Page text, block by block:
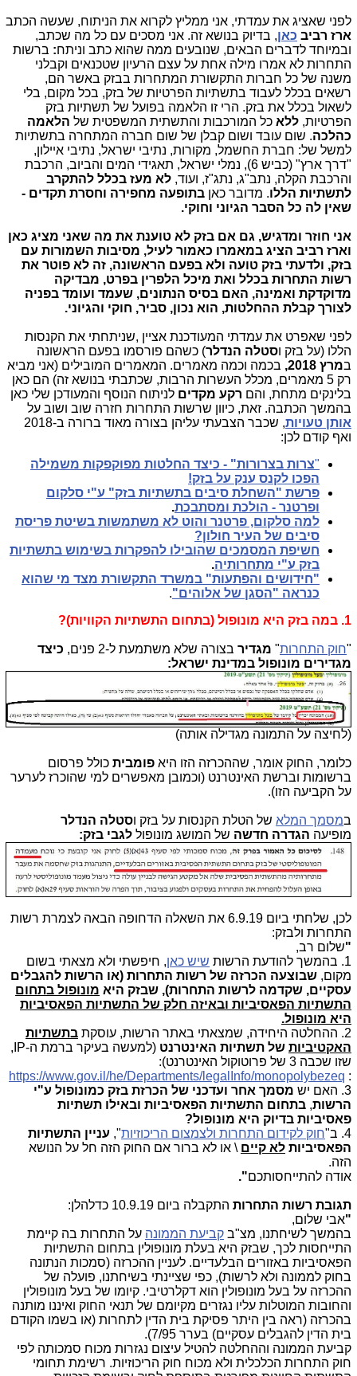
לפני שאציג את עמדתי, אני ממליץ לקרוא את הניתוח, שעשה הכתב
ארז רביב כאן, בדיוק בנושא זה. אני מסכים עם כל מה שכתב,
ובמיוחד לדברים הבאים, שנובעים ממה שהוא כתב וניתח: ברשות
התחרות לא אמרו מילה אחת על עצם הרעיון שטכנאים וקבלני
משנה של כל חברות התקשורת המתחרות בבזק באשר הם,
רשאים בכלל לעבוד בתשתיות הפרטיות של בזק, בכל מקום, בלי
לשאול בכלל את בזק. הרי זו הלאמה בפועל של תשתיות בזק
הפרטיות, ללא כל המורכבות והתשתית המשפטית של הלאמה
כהלכה. שום עובד ושום קבלן של שום חברה המתחרה בתשתיות
למשל של: חברת החשמל, מקורות, נתיבי ישראל, נתיבי איילון,
"דרך ארץ" (כביש 6), נמלי ישראל, תאגידי המים והביוב, הרכבת
והרכבת הקלה, נתב"ג, נתג"ז, ועוד, לא מעז בכלל להתקרב
לתשתיות הללו. מדובר כאן בתופעה מחפירה וחסרת תקדים -
שאין לה כל הסבר הגיוני וחוקי.
אני חוזר ומדגיש, גם אם בזק לא טוענת את מה שאני מציג כאן
וארז רביב הציג במאמרו כאמור לעיל, מסיבות השמורות עם
בזק, ולדעתי בזק טועה ולא בפעם הראשונה, זה לא פוטר את
רשות התחרות בכלל ואת מיכל הלפרין בפרט, מבדיקה
מדוקדקת ואמינה, האם בסיס הנתונים, שעמד ועומד בפניה
לצורך קבלת ההחלטות, הוא נכון, סביר, חוקי והגיוני.
לפני שאפרט את עמדתי המעודכנת אציין ,שניתחתי את הקנסות
הללו (על בזק וסטלה הנדלר) כשהם פורסמו בפעם הראשונה
במרץ 2018,
בכמה וכמה מאמרים. המאמרים המובילים (אני מביא
רק 5 מאמרים, מכלל העשרות הרבות, שכתבתי בנושא זה) הם כאן
בלינקים מתחת, והם רקע מקדים לניתוח הנוסף והמעודכן שלי כאן
בהמשך הכתבה. זאת, כיוון שרשות התחרות חזרה שוב ושוב על
אותן טעויות
, שכבר הצבעתי עליהן בצורה מאוד ברורה ב-2018
ואף קודם לכן:
"צרות בצרורות" - כיצד החלטות מפוקפקות משמילה
הפכו לקנס ענק על בזק!
פרשת "השחלת סיבים בתשתיות בזק" ע"י סלקום
ופרטנר - הולכת ומסתבכת.
למה סלקום, פרטנר והוט לא משתמשות בשיטת פריסת
סיבים של העיר חולון?
חשיפת המסמכים שהובילו להפקרות בשימוש בתשתיות
בזק ע"י מתחרותיה.
"חידושים והפתעות" במשרד התקשורת מצד מי שהוא
כנראה "הסגן של אלוהים".
1. במה בזק היא מונופול (בתחום התשתיות הקוויות)?
"חוק התחרות" מגדיר בצורה שלא משתמעת ל-2 פנים,
כיצד
מגדירים מונופול במדינת ישראל:
(לחיצה על התמונה מגדילה אותה)
כלומר, החוק אומר, שההכרזה הזו היא פומבית כולל פרסום
ברשומות וברשת האינטרנט (וכמובן מאפשרים למי שהוכרז לערער
על הקביעה הזו).
במסמך המלא של הטלת הקנסות על בזק וסטלה הנדלר
מופיעה הגדרה חדשה של המושג מונופול לגבי בזק:
לכן, שלחתי ביום 6.9.19 את השאלה הדחופה הבאה לצמרת רשות
התחרות ולבזק:
"שלום רב,
1. בהמשך להודעת הרשות
שיש כאן, חיפשתי ולא מצאתי בשום
מקום, שבוצעה הכרזה של רשות התחרות (או הרשות להגבלים
עסקיים, שקדמה לרשות התחרות), שבזק היא מונופול בתחום
התשתיות הפאסיביות ובאיזה חלק של התשתיות הפאסיביות
היא מונופול.
2. ההחלטה היחידה, שמצאתי באתר הרשות, עוסקת
בתשתיות
האקטיביות של תשתיות האינטרנט (למעשה בעיקר ברמת ה-IP
,
שזו שכבה 3 של פרוטוקול האינטרנט):
:
https://www.gov.il/he/Departments/legalInfo/monopolybezeq
3. האם יש
מסמך אחר ועדכני של הכרזת בזק כמונופול ע"י
הרשות, בתחום התשתיות הפאסיביות ובאילו תשתיות
פאסיביות בדיוק היא מונופול?
4. ב"
חוק לקידום התחרות ולצמצום הריכוזיות", עניין התשתיות
הפאסיביות לא קיים \ או לא ברור אם החוק הזה חל על הנושא
הזה.
אודה להתייחסותכם".
תגובת רשות התחרות התקבלה ביום 10.9.19 כדלהלן:
"אבי שלום,
בהמשך לשיחתנו, מצ"ב קביעת הממונה על התחרות בה קיימת
התייחסות לכך, שבזק היא בעלת מונופולין בתחום התשתיות
הפאסיביות באזורים הבלעדיים. לעניין ההכרזה (סמכות הנתונה
בחוק לממונה ולא לרשות), כפי שציינתי בשיחתנו, פועלה של
ההכרזה על בעל מונופולין הוא דקלרטיבי. קיומו של בעל מונופולין
והחובות המוטלות עליו נגזרים מקיומם של תנאי החוק ואיננו מותנה
בהכרזה (ראה בין היתר פסיקת בית הדין לתחרות (או בשמו הקודם
בית הדין להגבלים עסקיים) בערר 7/95).
קביעת הממונה וההחלטה להטיל עיצום נגזרות מכוח סמכותה לפי
חוק התחרות הכלכלית ולא מכוח חוק הריכוזיות. רשימת תחומי